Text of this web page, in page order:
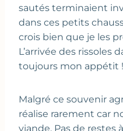
sautés terminaient
dans ces petits
crois bien que je les
L’arrivée des rissoles
toujours mon appétit !
Malgré ce souvenir
réalise rarement car
viande. Pas de restes